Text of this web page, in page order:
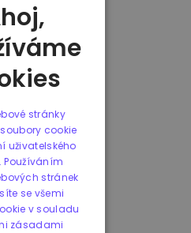
stránky
cookie
uživatelského
Používáním
stránek
se všemi
v souladu
zásadami